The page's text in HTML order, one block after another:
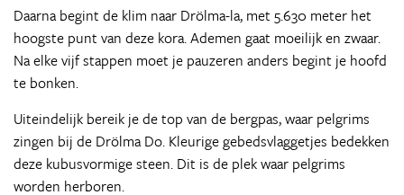
Daarna begint de klim naar Drölma-la, met 5.630 meter het
hoogste punt van deze kora. Ademen gaat moeilijk en zwaar.
Na elke vijf stappen moet je pauzeren anders begint je hoofd
te bonken.
Uiteindelijk bereik je de top van de bergpas, waar pelgrims
zingen bij de Drölma Do. Kleurige gebedsvlaggetjes bedekken
deze kubusvormige steen. Dit is de plek waar pelgrims
worden herboren.